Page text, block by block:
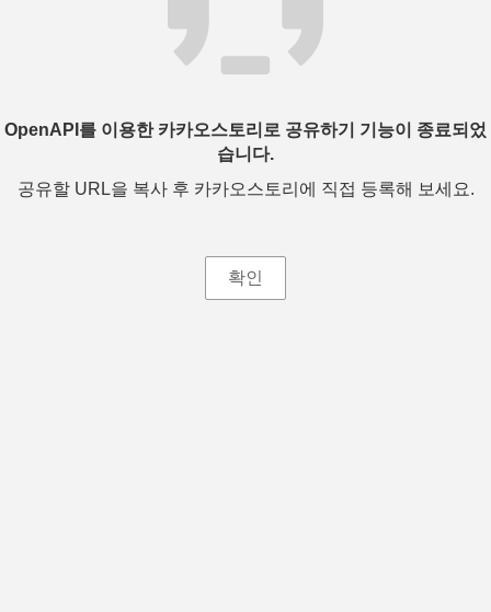
OpenAPI를 이용한 카카오스토리로 공유하기 기능이 종료되었
습니다.
공유할 URL을 복사 후 카카오스토리에 직접 등록해 보세요.
확인